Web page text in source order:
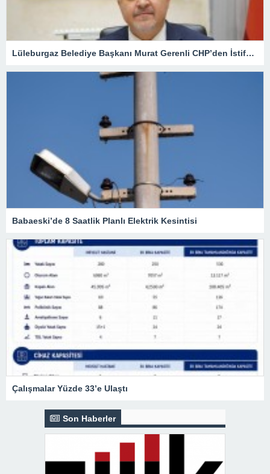
Lüleburgaz Belediye Başkanı Murat Gerenli CHP’den İstifa Etti
Babaeski’de 8 Saatlik Planlı Elektrik Kesintisi
Çalışmalar Yüzde 33’e Ulaştı
Son Haberler